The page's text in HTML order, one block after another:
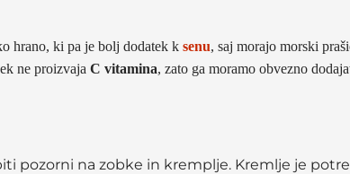
hrano, ki pa je bolj dodatek ksenu, saj morajo morski
ne proizvajaC vitamina, zato ga moramo obvezno
pozorni na zobke in kremplje. Kremlje je